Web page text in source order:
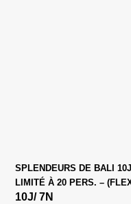
SPLENDEURS DE BALI
LIMITÉ À 20 PERS. –
10J/7N